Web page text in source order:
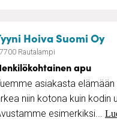
Hoiva Suomi Oy–
Rautalampi
apu
asiakasta
niin kotona kuin kodin
esimerkiksi...